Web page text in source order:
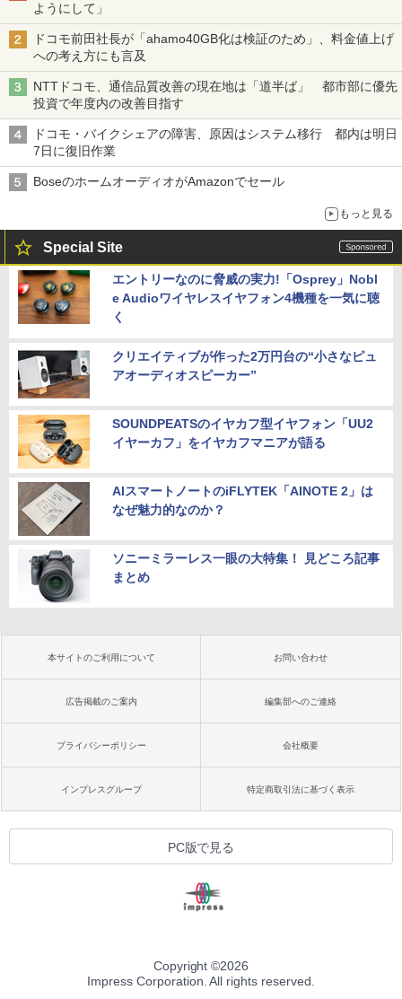
ようにして」
ドコモ前田社長が「ahamo40GB化は検証のため」、料金値上げ
への考え方にも言及
NTTドコモ、通信品質改善の現在地は「道半ば」 都市部に優先
投資で年度内の改善目指す
ドコモ・バイクシェアの障害、原因はシステム移行 都内は明日
7日に復旧作業
BoseのホームオーディオがAmazonでセール
もっと見る
Special Site
エントリーなのに脅威の実力!「Osprey」Nobl
e Audioワイヤレスイヤフォン4機種を一気に聴
く
クリエイティブが作った2万円台の“小さなピュ
アオーディオスピーカー”
SOUNDPEATSのイヤカフ型イヤフォン「UU2
イヤーカフ」をイヤカフマニアが語る
AIスマートノートのiFLYTEK「AINOTE 2」は
なぜ魅力的なのか？
ソニーミラーレス一眼の大特集！ 見どころ記事
まとめ
本サイトのご利用について お問い合わせ
広告掲載のご案内 編集部へのご連絡
プライバシーポリシー 会社概要
インプレスグループ 特定商取引法に基づく表示
PC版で見る
Copyright ©2026
Impress Corporation. All rights reserved.